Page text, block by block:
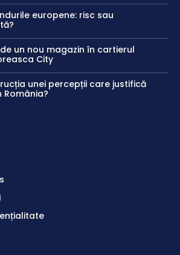
europene: risc sau
un nou magazin în cartierul
City
unei percepții care justifică
România?